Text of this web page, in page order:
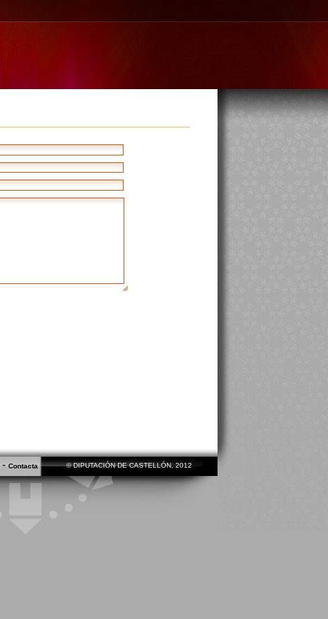
- Contacta © DIPUTACIÓN DE CASTELLÓN, 2012